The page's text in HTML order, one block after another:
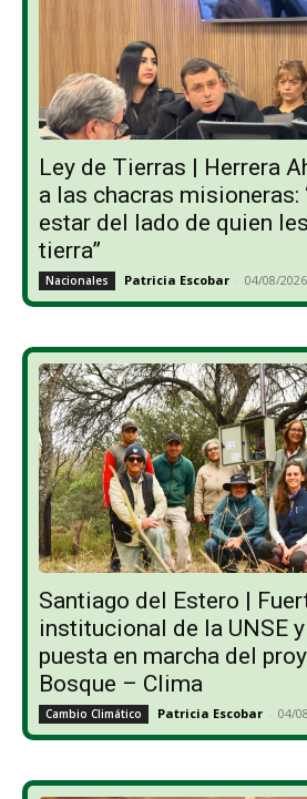
Ley de Tierras | Herrera
a las chacras misioneras:
estar del lado de quien
tierra”
Nacionales Patricia Escobar - 04/08/2026
Santiago del Estero |
institucional de la UNSE
puesta en marcha del
Bosque – Clima
Cambio Climático Patricia Escobar - 04/